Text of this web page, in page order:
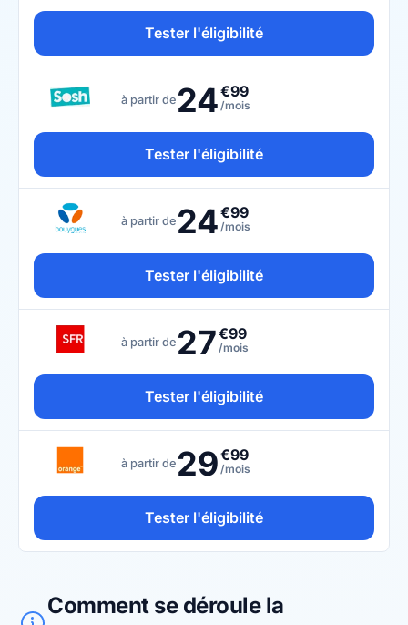
Tester l'éligibilité
à partir de 24€99
/mois
Tester l'éligibilité
à partir de 24€99
/mois
Tester l'éligibilité
à partir de 27€99
/mois
Tester l'éligibilité
à partir de 29€99
/mois
Tester l'éligibilité
Comment se déroule la